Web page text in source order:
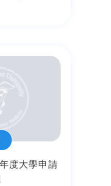
度大學申請